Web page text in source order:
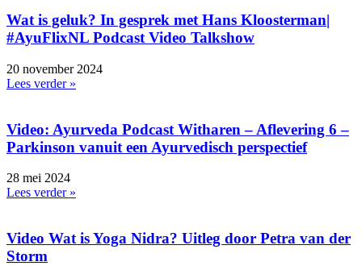
Wat is geluk? In gesprek met Hans Kloosterman|
#AyuFlixNL Podcast Video Talkshow
20 november 2024
Lees verder »
Video: Ayurveda Podcast Witharen – Aflevering 6 –
Parkinson vanuit een Ayurvedisch perspectief
28 mei 2024
Lees verder »
Video Wat is Yoga Nidra? Uitleg door Petra van der
Storm